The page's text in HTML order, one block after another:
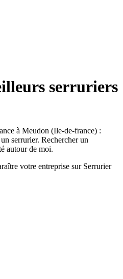
serruriers
à Meudon (Ile-de-france) :
serrurier. Rechercher un
autour de moi.
votre entreprise sur Serrurier